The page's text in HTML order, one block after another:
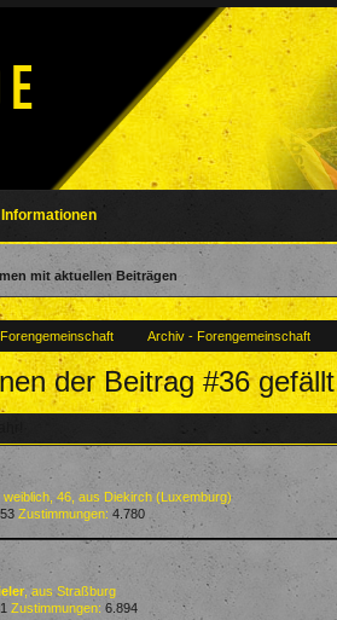
Forengemeinschaft Archiv - Forengemeinschaft
der Beitrag #36 gefällt
, weiblich, 46,aus Diekirch (Luxemburg)
Zustimmungen: 4.780
,aus Straßburg
Zustimmungen: 6.894
mit aktuellen Beiträgen
Informationen